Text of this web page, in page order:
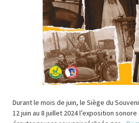
Durant le mois de juin, le Siège du
12 juin au 8 juillet 2024 l’exposition sonore